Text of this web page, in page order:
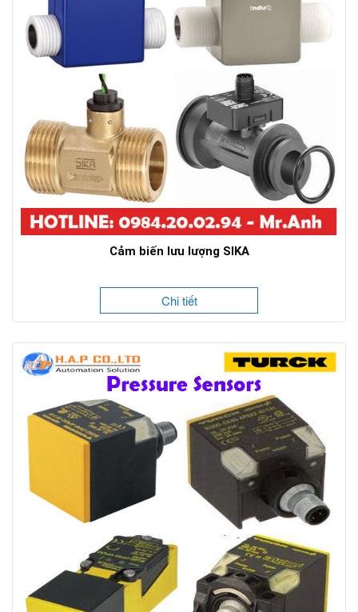
Cảm biến lưu lượng SIKA
Chi tiết